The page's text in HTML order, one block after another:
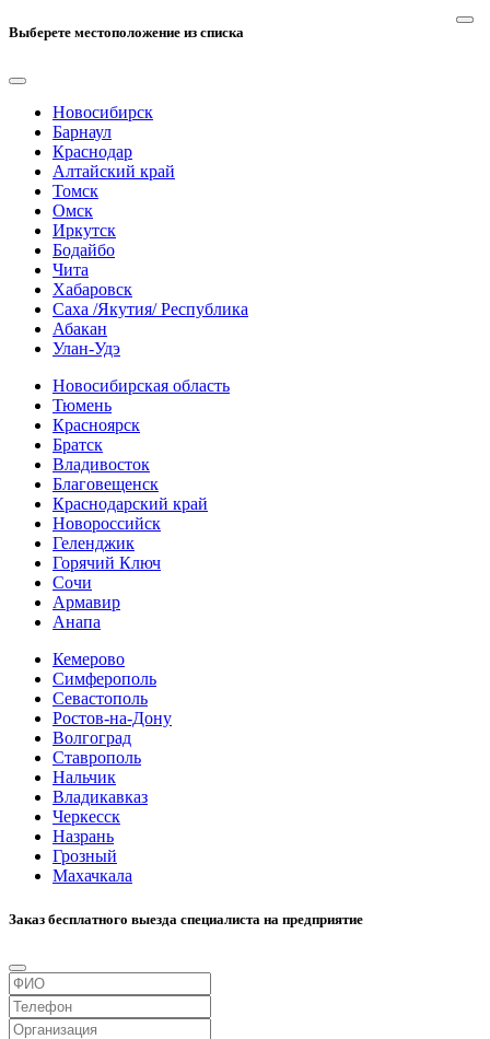
Выберете местоположение из списка
Новосибирск
Барнаул
Краснодар
Алтайский край
Томск
Омск
Иркутск
Бодайбо
Чита
Хабаровск
Саха /Якутия/ Республика
Абакан
Улан-Удэ
Новосибирская область
Тюмень
Красноярск
Братск
Владивосток
Благовещенск
Краснодарский край
Новороссийск
Геленджик
Горячий Ключ
Сочи
Армавир
Анапа
Кемерово
Симферополь
Севастополь
Ростов-на-Дону
Волгоград
Ставрополь
Нальчик
Владикавказ
Черкесск
Назрань
Грозный
Махачкала
Заказ бесплатного выезда специалиста на предприятие